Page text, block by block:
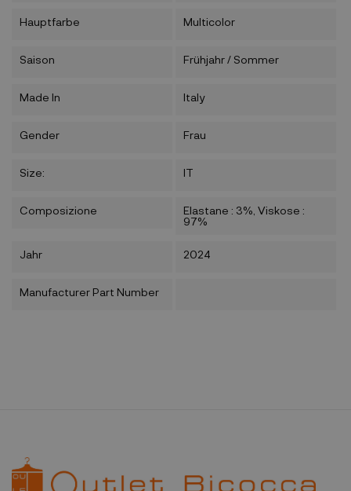
Hauptfarbe Multicolor
Saison Frühjahr / Sommer
Made In Italy
Gender Frau
Size: IT
Composizione
Elastane : 3%, Viskose :
97%
Jahr 2024
Manufacturer Part Number